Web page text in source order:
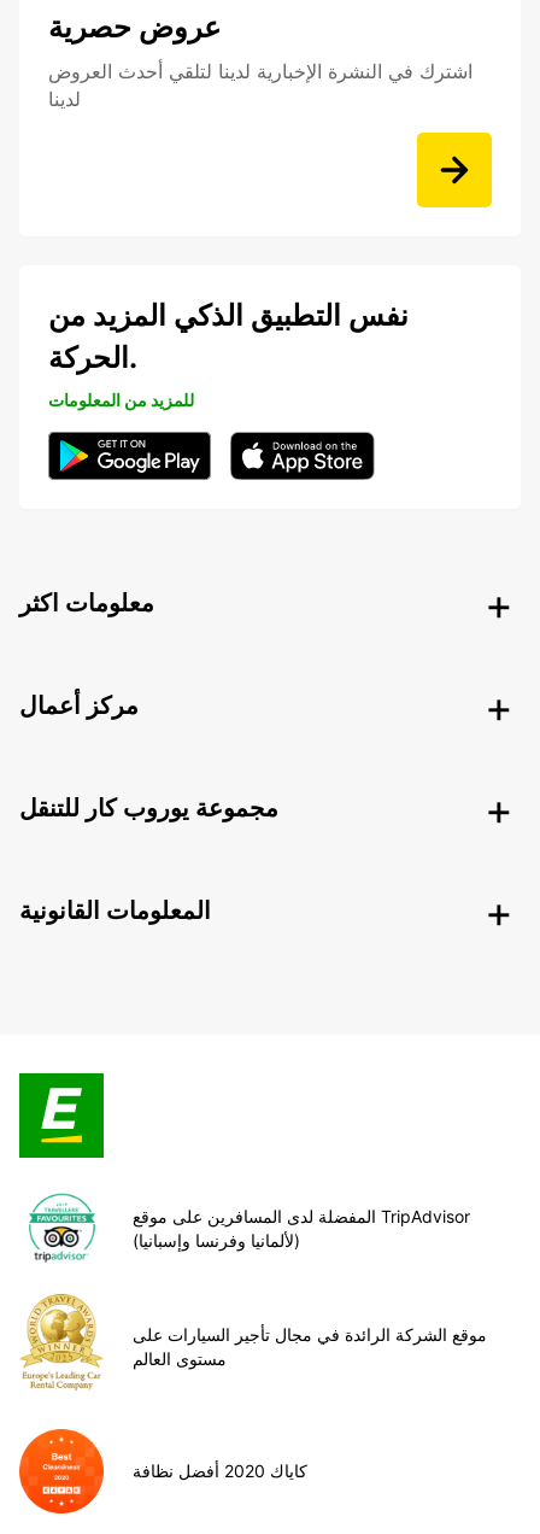
عروض حصرية
اشترك في النشرة الإخبارية لدينا لتلقي أحدث العروض
لدينا
نفس التطبيق الذكي المزيد من
الحركة.
للمزيد من المعلومات
معلومات اكثر
مركز أعمال
مجموعة يوروب كار للتنقل
المعلومات القانونية
المفضلة لدى المسافرين على موقع TripAdvisor
(لألمانيا وفرنسا وإسبانيا)
موقع الشركة الرائدة في مجال تأجير السيارات على
مستوى العالم
كاياك 2020 أفضل نظافة